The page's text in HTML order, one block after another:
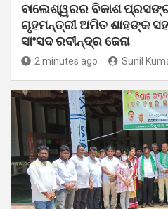
ବାଲେଶ୍ୱରର ବିକାଶ
ଗୃହମନ୍ତ୍ରୀ ଅମିତ ଶାହଙ୍କ
ସାଂସଦ ରବୀନ୍ଦ୍ର ଜେନା
2 minutes ago Sunil